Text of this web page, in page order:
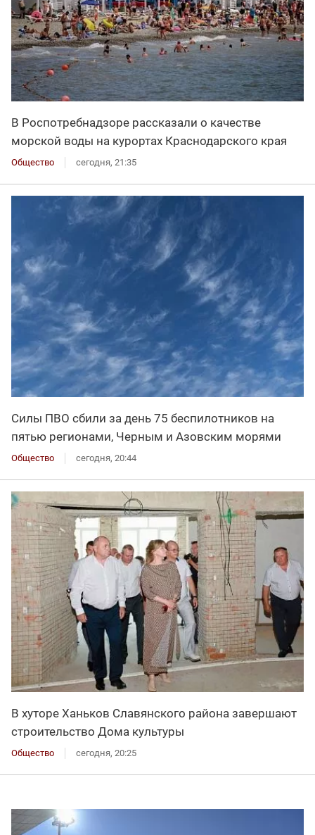
В Роспотребнадзоре рассказали о качестве
морской воды на курортах Краснодарского края
Общество сегодня, 21:35
Силы ПВО сбили за день 75 беспилотников на
пятью регионами, Черным и Азовским морями
Общество сегодня, 20:44
В хуторе Ханьков Славянского района завершают
строительство Дома культуры
Общество сегодня, 20:25